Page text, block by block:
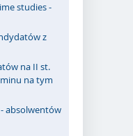
studies -
z
na II st.
na tym
absolwentów